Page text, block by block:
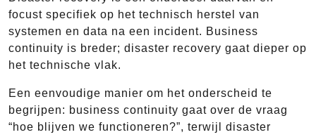
focust specifiek op het technisch herstel van
systemen en data na een incident. Business
continuity is breder; disaster recovery gaat dieper op
het technische vlak.
Een eenvoudige manier om het onderscheid te
begrijpen: business continuity gaat over de vraag
“hoe blijven we functioneren?”, terwijl disaster